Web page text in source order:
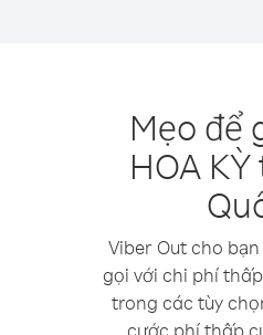
Mẹo để
HOA
Viber Out cho
gọi với chi phí
trong các tùy
cước phí thấp